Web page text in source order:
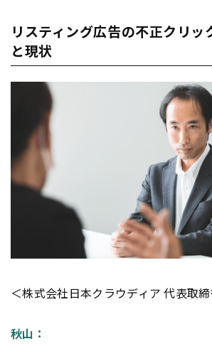
リスティング広告の不正クリッ
と現状
＜株式会社日本クラウディア 代表取
秋山：